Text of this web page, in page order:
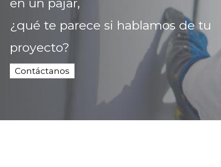
en un pajar,
¿qué te parece si hablamos de tu
proyecto?
Contáctanos